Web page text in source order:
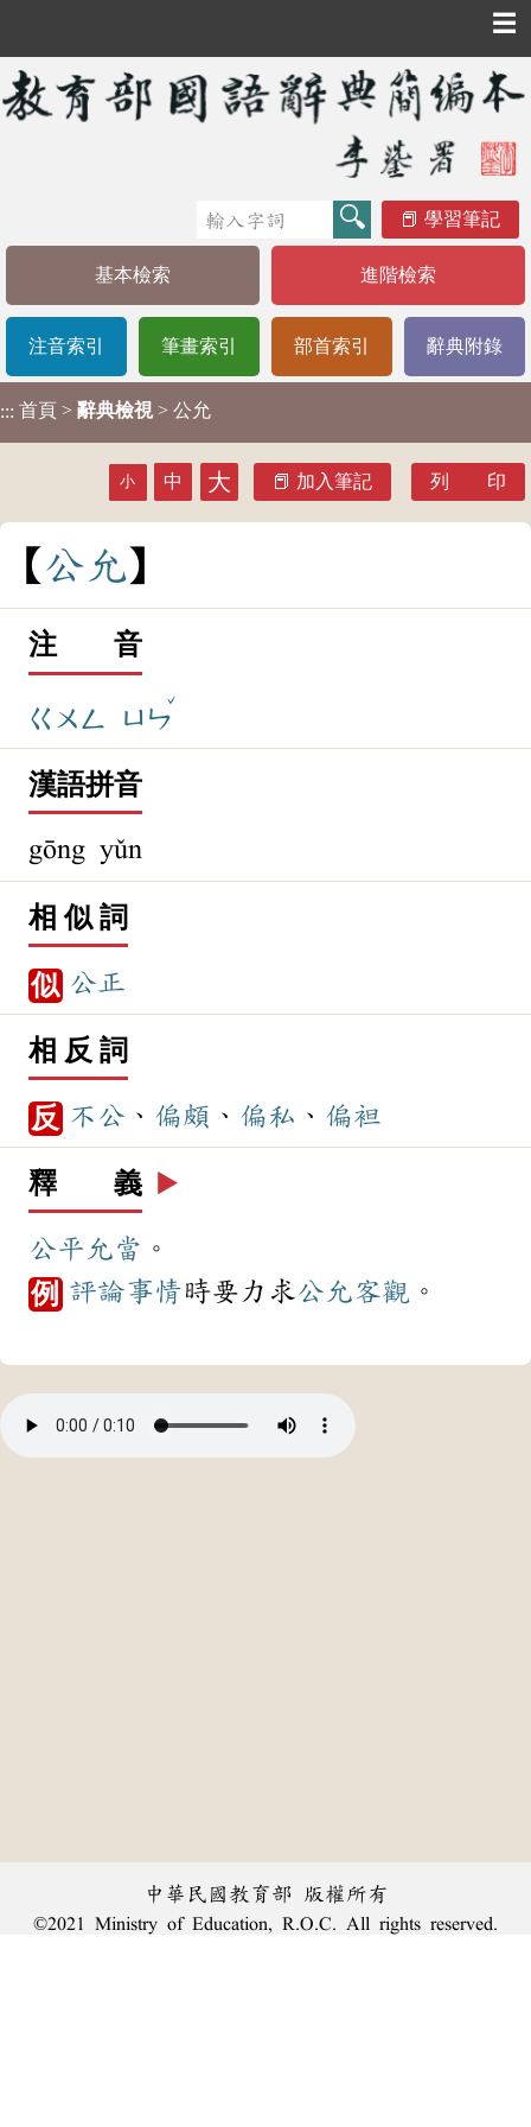
☰
學習筆記
基本檢索 進階檢索
注音索引 筆畫索引 部首索引 辭典附錄
::: 首頁 > 辭典檢視 > 公允
小 中 大 加入筆記 列 印
公 允
注 音
ㄍㄨㄥ ㄩㄣ
ˇ
漢語拼音
gōng yǔn
相 似 詞
似 公正
相 反 詞
反 不公 、 偏頗 、 偏私 、 偏袒
釋 義 ▶️
公平 允當 。
例 評論事情時要力求公允客觀 。
中華民國教育部 版權所有
©2021 Ministry of Education, R.O.C. All rights reserved.